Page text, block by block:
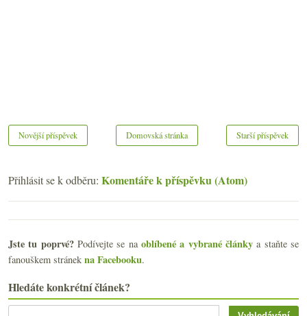
Novější příspěvek Starší příspěvek
Domovská stránka
Přihlásit se k odběru: Komentáře k příspěvku (Atom)
Jste tu poprvé?Podívejte se naoblíbené a vybrané články a staňte se
fanouškem stránek na Facebooku.
Hledáte konkrétní článek?